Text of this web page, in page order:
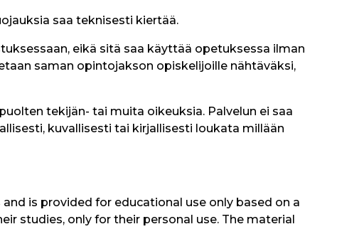
saa teknisesti kiertää.
eikä sitä saa käyttää opetuksessa ilman
saman opintojakson opiskelijoille nähtäväksi,
tekijän- tai muita oikeuksia. Palvelun ei saa
kuvallisesti tai kirjallisesti loukata millään
is provided for educational use only based on a
studies, only for their personal use. The material